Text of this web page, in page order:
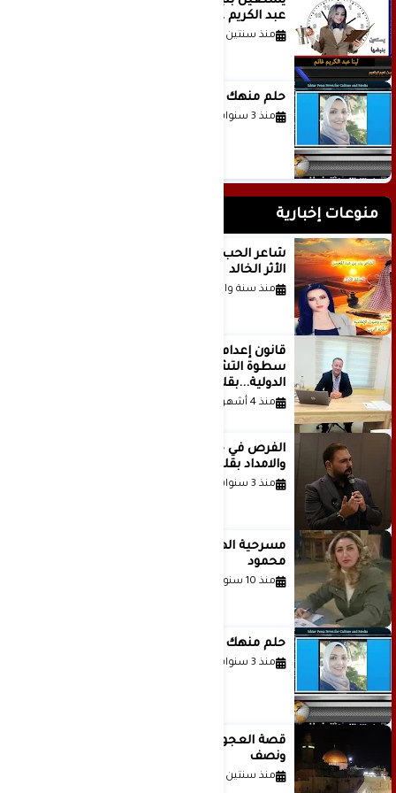
عبد الكريم غانم
منذ سنتين
حلم منهك للشاعرة رانيا فخري موسى
منذ 3 سنوات
منوعات إخبارية
الأثر الخالد
منذ سنة واحدة
قانون إعدام الأسرى الفلسطينيين: بين
سطوة التشريع وانهيار منظومة العدالة
الدولية...بقلم الدكتور وسيم وني
منذ 4 أشهر
والامداد بقلم د. عبادة دعدوش
منذ 3 سنوات
مسرحية الهمزة للمبدعة الاستاذة غادة
محمود
منذ 10 سنوات
حلم منهك للشاعرة رانيا فخري موسى
منذ 3 سنوات
قصة العجول الحمراء والانتظار عاما
ونصف
منذ سنتين